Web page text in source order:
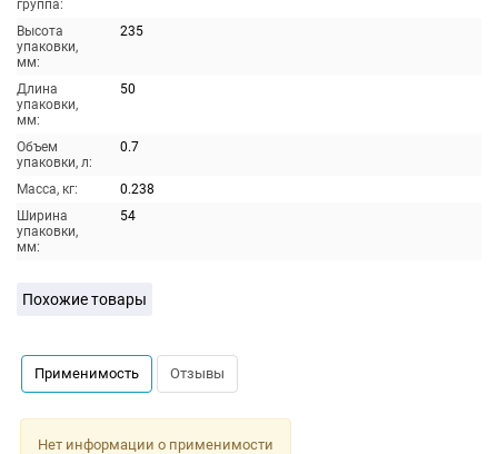
группа:
Высота
упаковки,
мм:
235
Длина
упаковки,
мм:
50
Объем
упаковки, л:
0.7
Масса, кг:
0.238
Ширина
упаковки,
мм:
54
Похожие товары
Применимость Отзывы
Нет информации о применимости